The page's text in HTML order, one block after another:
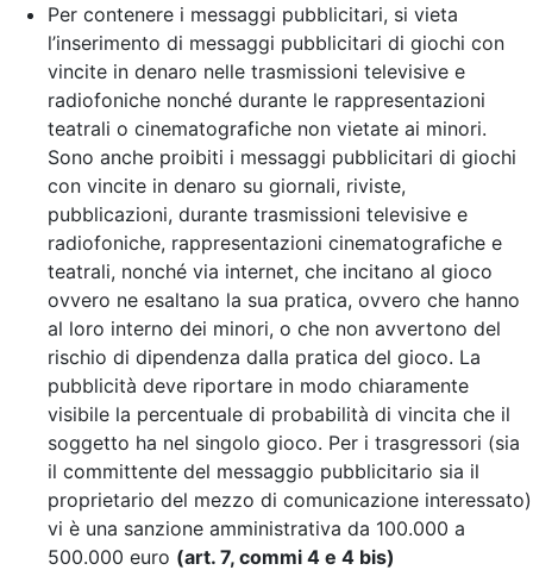
Per contenere i messaggi pubblicitari, si vieta
l’inserimento di messaggi pubblicitari di giochi con
vincite in denaro nelle trasmissioni televisive e
radiofoniche nonché durante le rappresentazioni
teatrali o cinematografiche non vietate ai minori.
Sono anche proibiti i messaggi pubblicitari di giochi
con vincite in denaro su giornali, riviste,
pubblicazioni, durante trasmissioni televisive e
radiofoniche, rappresentazioni cinematografiche e
teatrali, nonché via internet, che incitano al gioco
ovvero ne esaltano la sua pratica, ovvero che hanno
al loro interno dei minori, o che non avvertono del
rischio di dipendenza dalla pratica del gioco. La
pubblicità deve riportare in modo chiaramente
visibile la percentuale di probabilità di vincita che il
soggetto ha nel singolo gioco. Per i trasgressori (sia
il committente del messaggio pubblicitario sia il
proprietario del mezzo di comunicazione interessato)
vi è una sanzione amministrativa da 100.000 a
500.000 euro (art. 7, commi 4 e 4 bis)